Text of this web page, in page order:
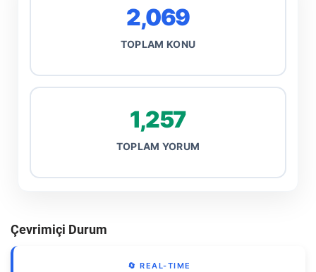
2,069
TOPLAM KONU
1,257
TOPLAM YORUM
Çevrimiçi Durum
🔄 REAL-TIME